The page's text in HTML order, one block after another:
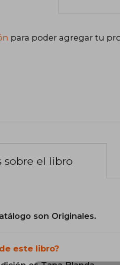
para poder agregar tu
sobre el libro
son Originales.
este libro?